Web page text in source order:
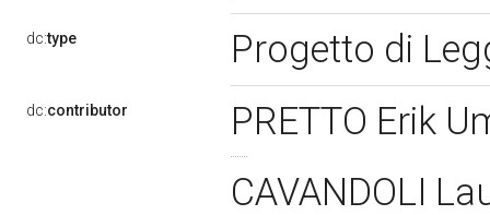
dc:type Progetto di
dc:contributor
PRETTO Erik
CAVANDOLI